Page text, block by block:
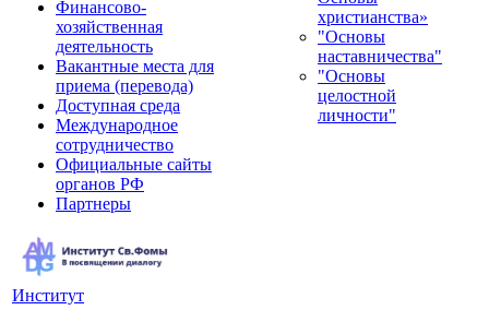
Финансово-
хозяйственная
деятельность
Вакантные места для
приема (перевода)
Доступная среда
Международное
сотрудничество
Официальные сайты
органов РФ
Партнеры
христианства»
"Основы
наставничества"
"Основы
целостной
личности"
Институт